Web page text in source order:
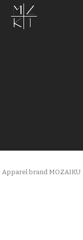
Apparel brand MOZAIKU